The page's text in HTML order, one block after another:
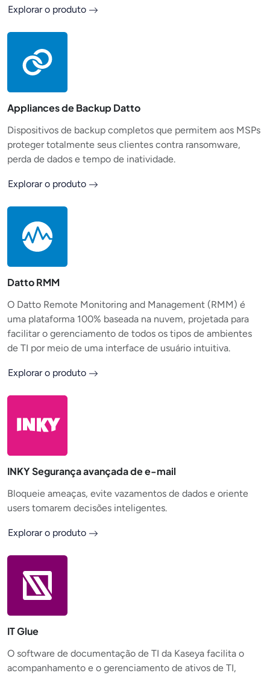
Explorar o produto
Appliances de Backup Datto
Dispositivos de backup completos que permitem aos MSPs
proteger totalmente seus clientes contra ransomware,
perda de dados e tempo de inatividade.
Explorar o produto
Datto RMM
O Datto Remote Monitoring and Management (RMM) é
uma plataforma 100% baseada na nuvem, projetada para
facilitar o gerenciamento de todos os tipos de ambientes
de TI por meio de uma interface de usuário intuitiva.
Explorar o produto
INKY Segurança avançada de e-mail
Bloqueie ameaças, evite vazamentos de dados e oriente
users tomarem decisões inteligentes.
Explorar o produto
IT Glue
O software de documentação de TI da Kaseya facilita o
acompanhamento e o gerenciamento de ativos de TI,